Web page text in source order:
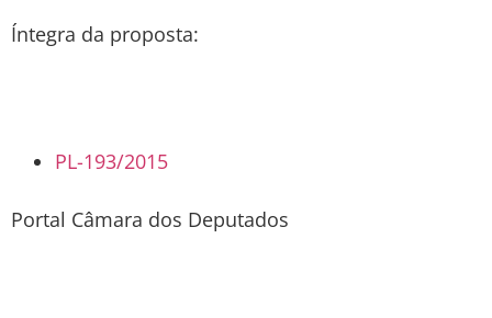
Íntegra da proposta:
PL-193/2015
Portal Câmara dos Deputados